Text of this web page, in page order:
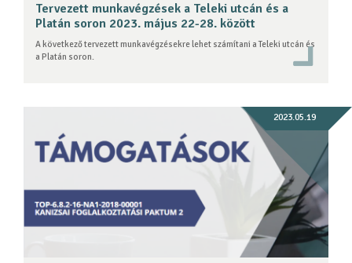
Tervezett munkavégzések a Teleki utcán és a
Platán soron 2023. május 22-28. között
A következő tervezett munkavégzésekre lehet számítani a Teleki utcán és
a Platán soron.
2023.05.19